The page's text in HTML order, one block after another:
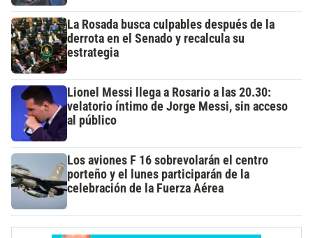
La Rosada busca culpables después de la
derrota en el Senado y recalcula su
estrategia
Lionel Messi llega a Rosario a las 20.30:
velatorio íntimo de Jorge Messi, sin acceso
al público
Los aviones F 16 sobrevolarán el centro
porteño y el lunes participarán de la
celebración de la Fuerza Aérea